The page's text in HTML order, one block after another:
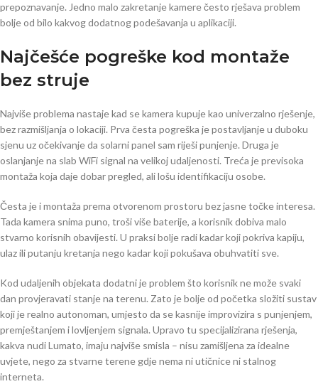
prepoznavanje. Jedno malo zakretanje kamere često rješava problem
bolje od bilo kakvog dodatnog podešavanja u aplikaciji.
Najčešće pogreške kod montaže
bez struje
Najviše problema nastaje kad se kamera kupuje kao univerzalno rješenje,
bez razmišljanja o lokaciji. Prva česta pogreška je postavljanje u duboku
sjenu uz očekivanje da solarni panel sam riješi punjenje. Druga je
oslanjanje na slab WiFi signal na velikoj udaljenosti. Treća je previsoka
montaža koja daje dobar pregled, ali lošu identifikaciju osobe.
Česta je i montaža prema otvorenom prostoru bez jasne točke interesa.
Tada kamera snima puno, troši više baterije, a korisnik dobiva malo
stvarno korisnih obavijesti. U praksi bolje radi kadar koji pokriva kapiju,
ulaz ili putanju kretanja nego kadar koji pokušava obuhvatiti sve.
Kod udaljenih objekata dodatni je problem što korisnik ne može svaki
dan provjeravati stanje na terenu. Zato je bolje od početka složiti sustav
koji je realno autonoman, umjesto da se kasnije improvizira s punjenjem,
premještanjem i lovljenjem signala. Upravo tu specijalizirana rješenja,
kakva nudi Lumato, imaju najviše smisla – nisu zamišljena za idealne
uvjete, nego za stvarne terene gdje nema ni utičnice ni stalnog
interneta.